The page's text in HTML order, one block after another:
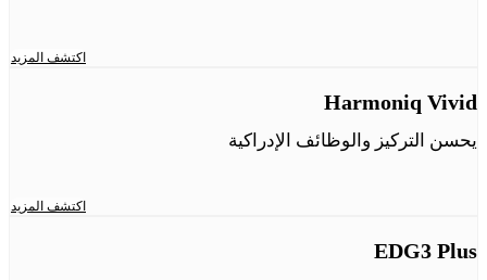
اكتشف المزيد
Harmoniq Vivid
يحسن التركيز والوظائف الإدراكية
اكتشف المزيد
EDG3 Plus